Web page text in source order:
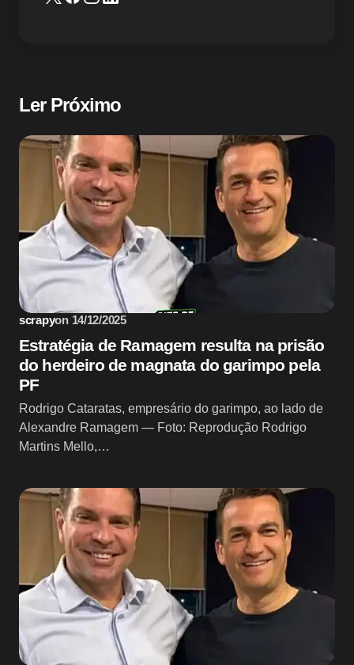
Ler Próximo
Sem categoria
scrapyon 14/12/2025
Estratégia de Ramagem resulta na prisão
do herdeiro de magnata do garimpo pela
PF
Rodrigo Cataratas, empresário do garimpo, ao lado de
Alexandre Ramagem — Foto: Reprodução Rodrigo
Martins Mello,…
Sem categoria